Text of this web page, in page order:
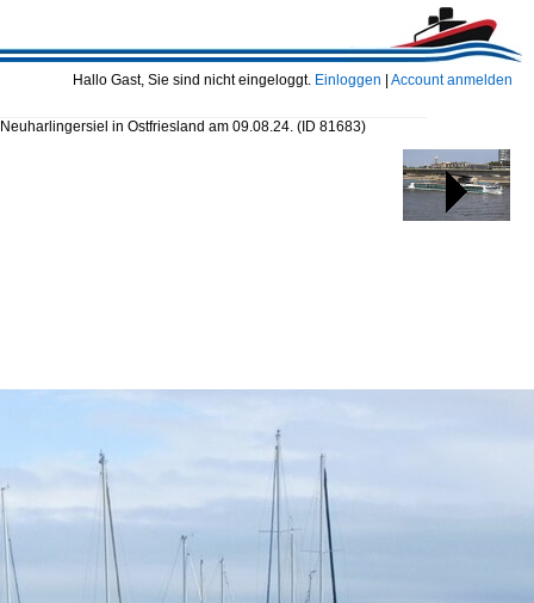
Hallo Gast, Sie sind nicht eingeloggt. Einloggen Account anmelden
in Ostfriesland am 09.08.24. (ID 81683)